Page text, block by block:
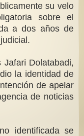
su velo
sobre el
a dos años de
Jafari Dolatabadi,
la identidad de
de apelar
de noticias
identificada se